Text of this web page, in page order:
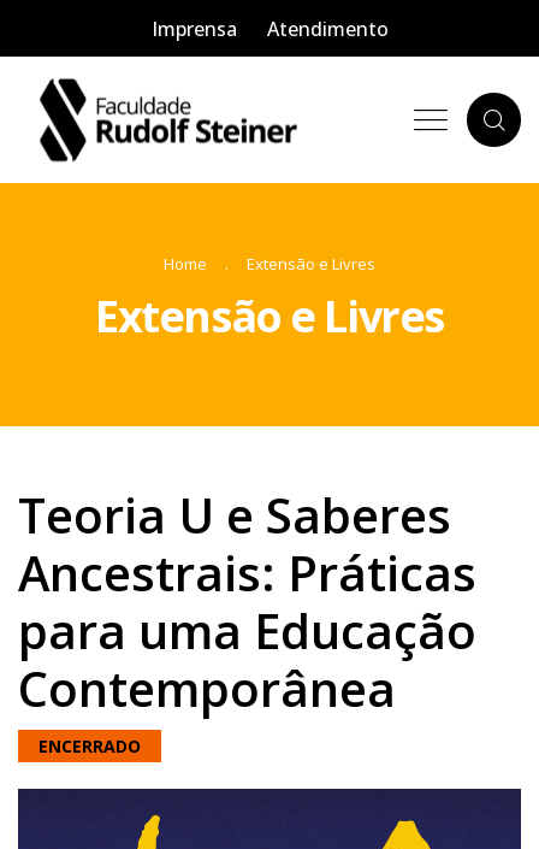
Imprensa Atendimento
Home Extensão e Livres
Extensão e Livres
Teoria U e Saberes
Ancestrais: Práticas
para uma Educação
Contemporânea
ENCERRADO